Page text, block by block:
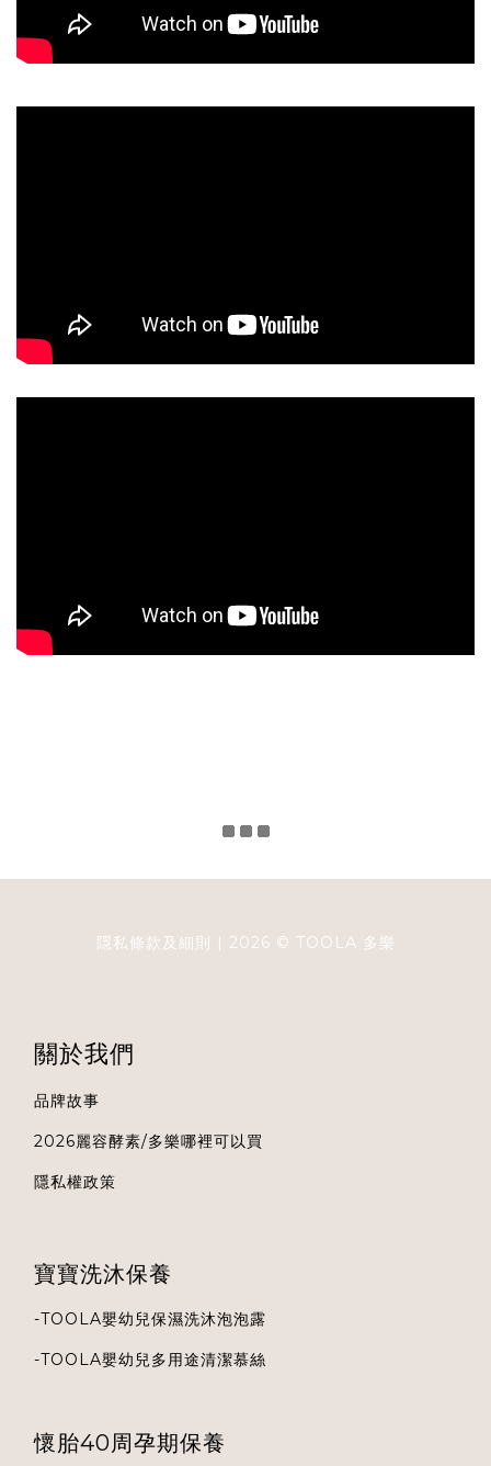
隱私條款及細則 | 2026 © TOOLA 多樂
關於我們
品牌故事
2026麗容酵素/多樂哪裡可以買
隱私權政策
寶寶洗沐保養
-TOOLA嬰幼兒保濕洗沐泡泡露
-TOOLA嬰幼兒多用途清潔慕絲
懷胎40周孕期保養